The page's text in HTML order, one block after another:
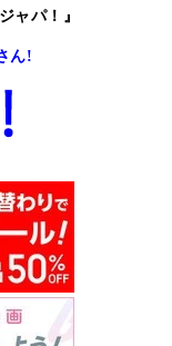
ャパ！』
ん!